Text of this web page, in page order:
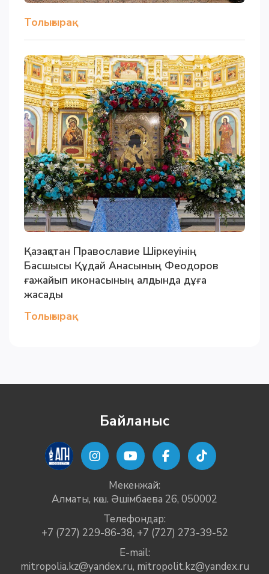
Толығырақ
Қазақстан Православие Шіркеуінің
Басшысы Құдай Анасының Феодоров
ғажайып иконасының алдында дұға
жасады
Толығырақ
Байланыс
Мекенжай:
Алматы, көш. Әшімбаева 26, 050002
Телефондар:
+7 (727) 229-86-38, +7 (727) 273-39-52
E-mail:
mitropolia.kz@yandex.ru, mitropolit.kz@yandex.ru